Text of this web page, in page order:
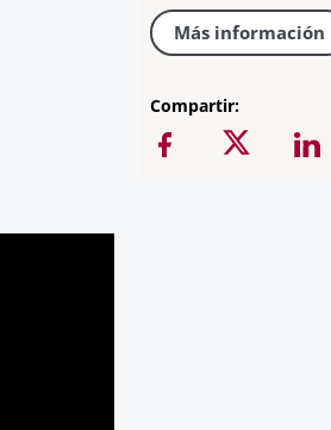
Más información
Compartir: